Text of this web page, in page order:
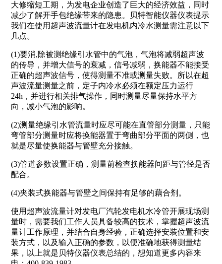
大修缩短工期，为发电企业创造了巨大的经济效益，同时
减少了解开手包绝缘带来的隐患。贝特智能仪器仪表提示
我们在使用超声波流量计在发电机内冷水测量需注意以下
几点。
(1)要消,除被测绝缘引水管中的气泡，气泡将减弱超声波
的传导，并增大信号的衰减，信号减弱，换能器不能接受
正确的超声波信号，使得测量不准或测量失败。所以在超
声波流量测量之前，定子内冷水必须在额定压力运行
24h，并进行相关排气操作，同时测量尽量保持水平方
向，减小气泡的影响。
(2)测量绝缘引水管流量时应尽可能在直管部分测量，只能
弯管部分测量时应将换能器置于弯曲部分平面的两侧，也
就是尽量使换能器与管壁充分接触。
(3)管道参数设置正确，测量前检查换能器间距与管径是否
配合。
(4)夹装式换能器与管壁之间保持有足够的藕合剂。
使用超声波流量计对发电厂汽轮发电机水冷管开展现场测
量时，需要我们工作人员具备较高的技术，掌握超声波流
量计工作原理，并结合自身经验，正确选择安装位置和安
装方式，以及输入正确的参数，以便准确地获得测量结
果，以上就是贝特仪器仪表总结的，想知道更多内容来